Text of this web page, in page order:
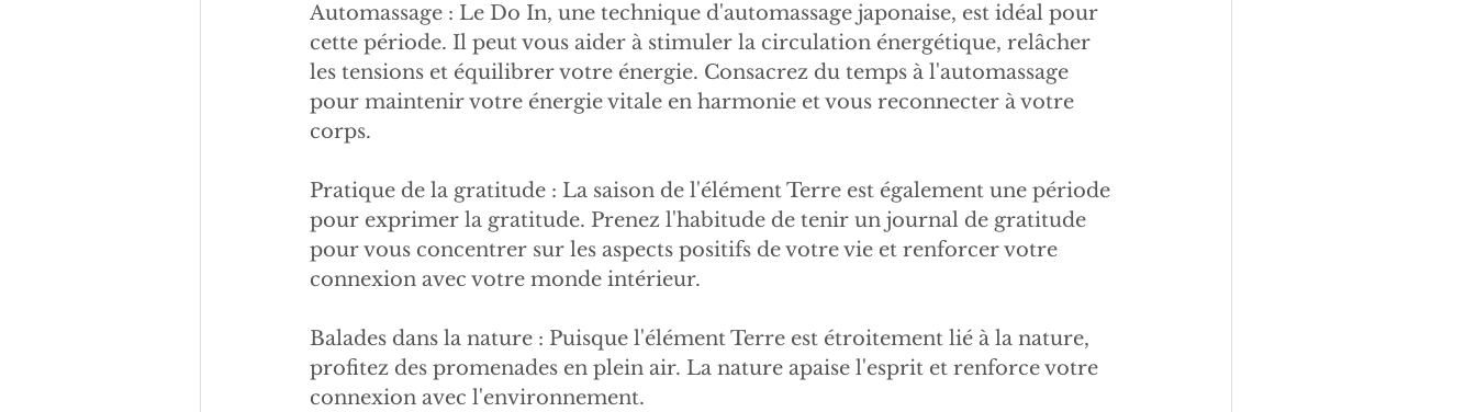
Automassage : Le Do In, une technique d'automassage japonaise, est idéal pour
cette période. Il peut vous aider à stimuler la circulation énergétique, relâcher
les tensions et équilibrer votre énergie. Consacrez du temps à l'automassage
pour maintenir votre énergie vitale en harmonie et vous reconnecter à votre
corps.
Pratique de la gratitude : La saison de l'élément Terre est également une période
pour exprimer la gratitude. Prenez l'habitude de tenir un journal de gratitude
pour vous concentrer sur les aspects positifs de votre vie et renforcer votre
connexion avec votre monde intérieur.
Balades dans la nature : Puisque l'élément Terre est étroitement lié à la nature,
profitez des promenades en plein air. La nature apaise l'esprit et renforce votre
connexion avec l'environnement.